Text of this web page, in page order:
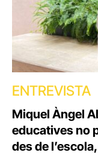
ENTREVISTA
Miquel Àngel
educatives no
des de